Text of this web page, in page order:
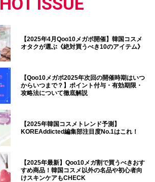
【2025年4月Qoo10メガポ開催】韓国コスメ
オタクが選ぶ《絶対買うべき10のアイテム》
【Qoo10メガポ2025年次回の開催時期はいつ
からいつまで？】ポイント付与・有効期限・
攻略法について徹底解説
【2025年韓国コスメトレンド予測】
KOREAddicted編集部注目度No.1はこれ！
【2025年最新】Qoo10メガ割で買うべきおす
すめ商品！韓国コスメ以外の名品や初心者向
けスキンケアもCHECK